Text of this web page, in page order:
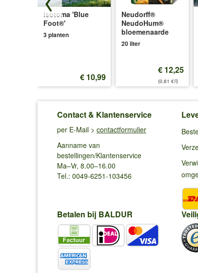
Isotoma 'Blue
Foot®'
3 planten
€ 10,99
Neudorff®
NeudoHum®
bloemenaarde
20 liter
€ 12,25
(0,61 €/l)
Contact & Klantenservice
per E-Mail > contactformulier
Aanname van
bestellingen/Klantenservice
Ma–Vr, 8.00–16.00
Tel.: 0049-6251-103456
Betalen bij BALDUR